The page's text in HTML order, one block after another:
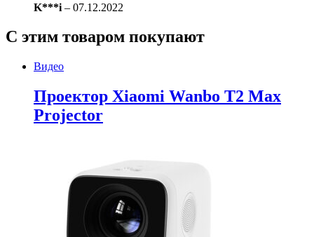
K***i – 07.12.2022
С этим товаром покупают
Видео
Проектор Xiaomi Wanbo T2 Max
Projector